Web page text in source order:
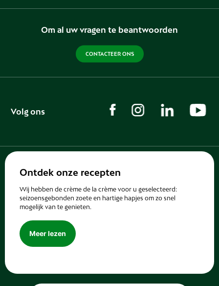
Om al uw vragen te beantwoorden
CONTACTEER ONS
Volg ons
Ontdek onze recepten
Wij hebben de crème de la crème voor u geselecteerd:
seizoensgebonden zoete en hartige hapjes om zo snel
mogelijk van te genieten.
Meer lezen